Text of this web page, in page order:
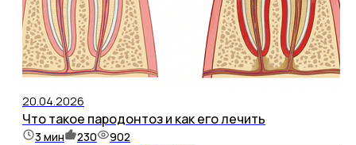
20.04.2026
Что такое пародонтоз и как его лечить
3 мин 230 902